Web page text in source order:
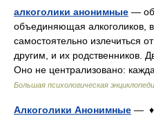
алкоголики анонимные —
объединяющая алкоголиков,
самостоятельно излечиться
другим, и их родственников.
Оно не централизовано:
Большая психологическая
Алкоголики Анонимные — ♦